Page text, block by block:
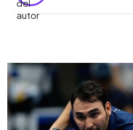
► Escuchar artículo